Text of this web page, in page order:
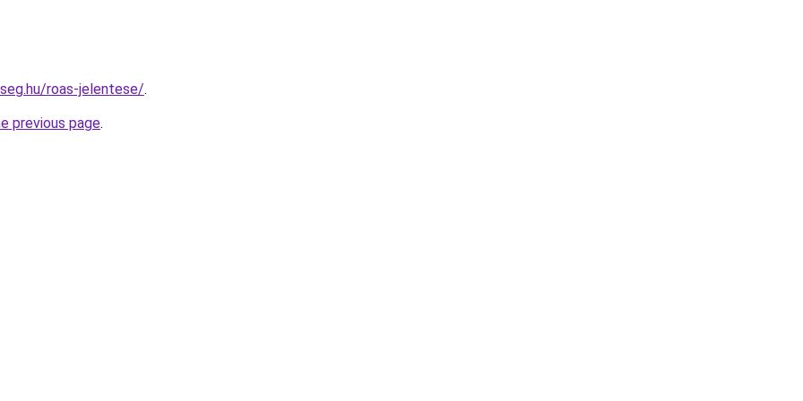
roas-jelentese/.
previous page.